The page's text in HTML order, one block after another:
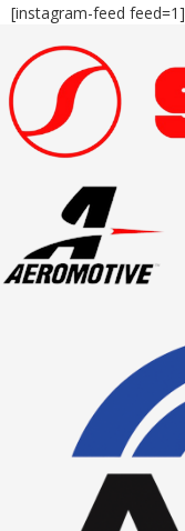
[instagram-feed feed=1]